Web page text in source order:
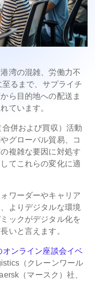
湾の混雑、労働力不
るまで、サプライチ
ら目的地への配送ま
ています。
併および買収）活動
グローバル貿易、コ
複雑な要因に対処す
てこれらの変化に適
ワーダーやキャリア
よりデジタルな環境
ックがデジタル化を
いと言えます。
オンライン座談会イベ
（クレーンワール
（マースク）社、